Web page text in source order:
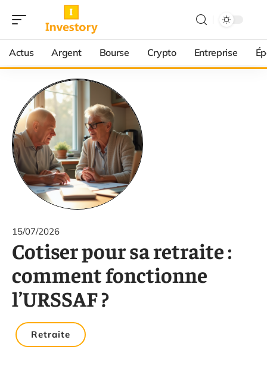
Actus Argent Bourse Crypto Entreprise
15/07/2026
Cotiser pour sa retraite :
comment fonctionne
l’URSSAF ?
Retraite